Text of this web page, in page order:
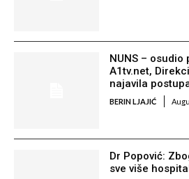
NUNS –
A1tv.net,
najavila
BERIN LJAJIĆ
Dr Popović:
sve više